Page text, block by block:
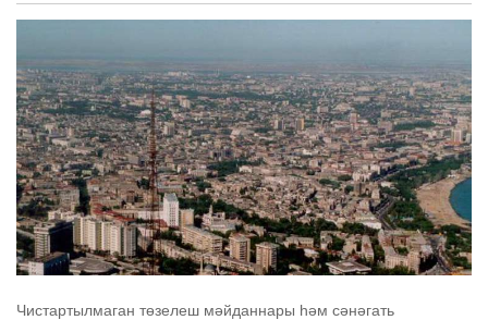
Чистартылмаган төзелеш мәйданнары һәм сәнәгать